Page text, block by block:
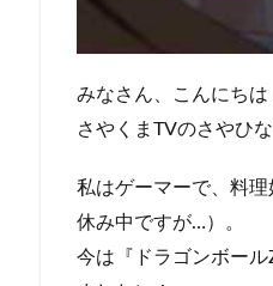
みなさん、こんにちは
さやくまTVのさやひ
私はゲーマーで、料
休み中ですが…）。
今は『ドラゴンボー